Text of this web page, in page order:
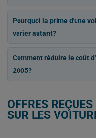
Pourquoi la prime d'une
varier autant?
Comment réduire le coût
2005?
OFFRES
SUR LES